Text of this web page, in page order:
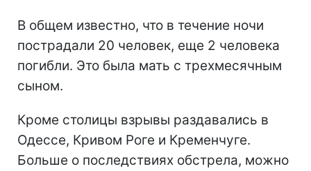
В общем известно, что в течение ночи
пострадали 20 человек, еще 2 человека
погибли. Это была мать с трехмесячным
сыном.
Кроме столицы взрывы раздавались в
Одессе, Кривом Роге и Кременчуге.
Больше о последствиях обстрела, можно